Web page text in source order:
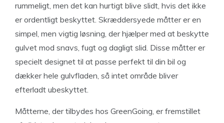
rummeligt, men det kan hurtigt blive slidt, hvis det ikke
er ordentligt beskyttet. Skræddersyede måtter er en
simpel, men vigtig løsning, der hjælper med at beskytte
gulvet mod snavs, fugt og dagligt slid. Disse måtter er
specielt designet til at passe perfekt til din bil og
dækker hele gulvfladen, så intet område bliver
efterladt ubeskyttet.
Måtterne, der tilbydes hos GreenGoing, er fremstillet